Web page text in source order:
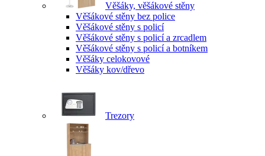
Věšáky, věšákové stěny
Věšákové stěny bez police
Věšákové stěny s policí
Věšákové stěny s policí a zrcadlem
Věšákové stěny s policí a botníkem
Věšáky celokovové
Věšáky kov/dřevo
Trezory